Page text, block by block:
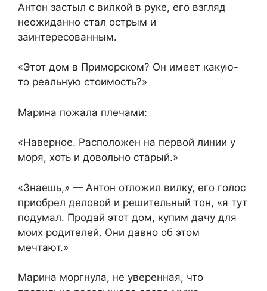
Антон застыл с вилкой в руке, его взгляд
неожиданно стал острым и
заинтересованным.
«Этот дом в Приморском? Он имеет какую-
то реальную стоимость?»
Марина пожала плечами:
«Наверное. Расположен на первой линии у
моря, хоть и довольно старый.»
«Знаешь,» — Антон отложил вилку, его голос
приобрел деловой и решительный тон, «я тут
подумал. Продай этот дом, купим дачу для
моих родителей. Они давно об этом
мечтают.»
Марина моргнула, не уверенная, что